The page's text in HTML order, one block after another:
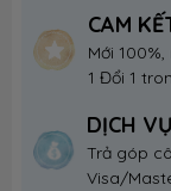
CAM
Mới
1 Đổi 1
DỊCH
Trả góp
Visa/